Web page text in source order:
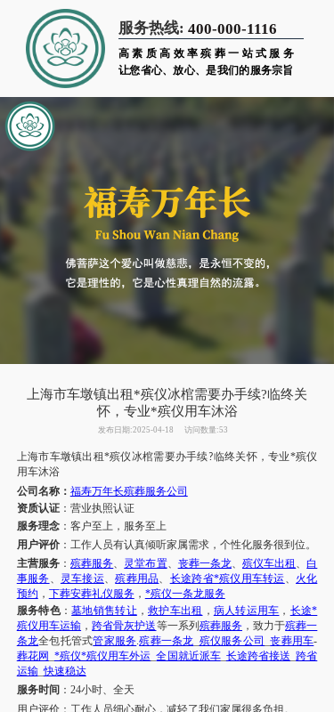
服务热线: 400-000-1116
高素质高效率殡葬一站式服务
让您省心、放心、是我们的服务宗旨
上海市车墩镇出租*殡仪冰棺需要办手续?临终关
怀，专业*殡仪用车沐浴
发布日期:2025-04-18 访问数量:53
上海市车墩镇出租*殡仪冰棺需要办手续?临终关怀，专业*殡仪
用车沐浴
公司名称： 福寿万年长殡葬服务公司
资质认证：营业执照认证
服务理念：客户至上，服务至上
用户评价：工作人员有认真倾听家属需求，个性化服务很到位。
主营服务：殡葬服务、 灵堂布置、 丧葬一条龙、 殡仪车出租 、白
事服务、 灵车接运、殡葬用品、 长途跨省*殡仪用车转运、 火化
预约 ， 下葬安葬礼仪服务， *殡仪一条龙服务
服务特色：墓地销售转让，救护车出租 ， 病人转运用车 ， 长途*
殡仪用车运输 ，跨省骨灰护送等一系列 殡葬服务，致力于殡葬一
条龙全包托管式管家服务.殡葬一条龙 殡仪服务公司 _丧葬用车-
葬花网 *殡仪*殡仪用车外运 _全国就近派车_ 长途跨省接送 _跨省
运输_快速稳达
服务时间 ： 24小时、全天
用户评价： 工作人员细心耐心，减轻了我们家属很多负担。